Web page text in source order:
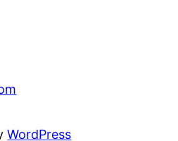
WordPress